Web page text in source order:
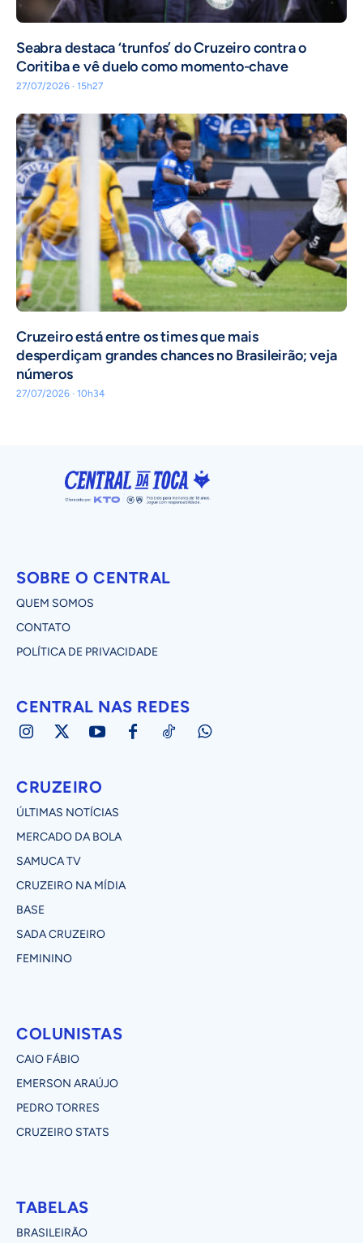
Seabra destaca ‘trunfos’ do Cruzeiro contra o
Coritiba e vê duelo como momento-chave
27/07/2026 · 15h27
Cruzeiro está entre os times que mais
desperdiçam grandes chances no Brasileirão; veja
números
27/07/2026 · 10h34
SOBRE O CENTRAL
QUEM SOMOS
CONTATO
POLÍTICA DE PRIVACIDADE
CENTRAL NAS REDES
CRUZEIRO
ÚLTIMAS NOTÍCIAS
MERCADO DA BOLA
SAMUCA TV
CRUZEIRO NA MÍDIA
BASE
SADA CRUZEIRO
FEMININO
COLUNISTAS
CAIO FÁBIO
EMERSON ARAÚJO
PEDRO TORRES
CRUZEIRO STATS
TABELAS
BRASILEIRÃO